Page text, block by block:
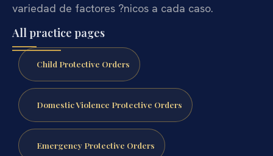
variedad de factores ?nicos a cada caso.
All practice pages
Child Protective Orders
Domestic Violence Protective Orders
Emergency Protective Orders